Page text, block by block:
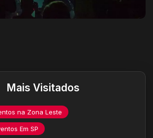
Mais Visitados
na Zona Leste
Em SP